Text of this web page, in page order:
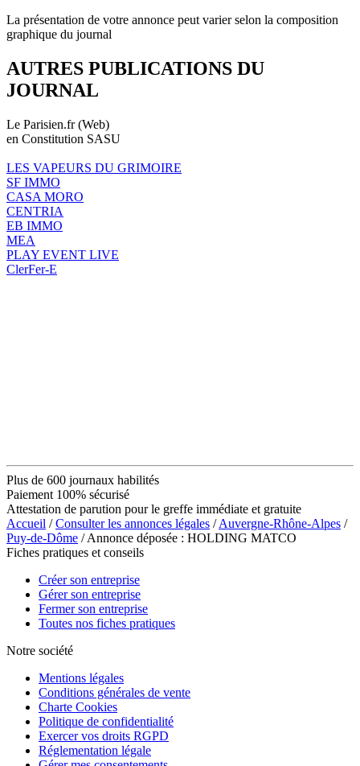
La présentation de votre annonce peut varier selon la composition
graphique du journal
AUTRES PUBLICATIONS DU
JOURNAL
Le Parisien.fr (Web)
en Constitution SASU
LES VAPEURS DU GRIMOIRE
SF IMMO
CASA MORO
CENTRIA
EB IMMO
MEA
PLAY EVENT LIVE
ClerFer-E
Plus de 600 journaux habilités
Paiement 100% sécurisé
Attestation de parution pour le greffe immédiate et gratuite
Accueil /Consulter les annonces légales /Auvergne-Rhône-Alpes /
Puy-de-Dôme / Annonce déposée : HOLDING MATCO
Fiches pratiques et conseils
Créer son entreprise
Gérer son entreprise
Fermer son entreprise
Toutes nos fiches pratiques
Notre société
Mentions légales
Conditions générales de vente
Charte Cookies
Politique de confidentialité
Exercer vos droits RGPD
Réglementation légale